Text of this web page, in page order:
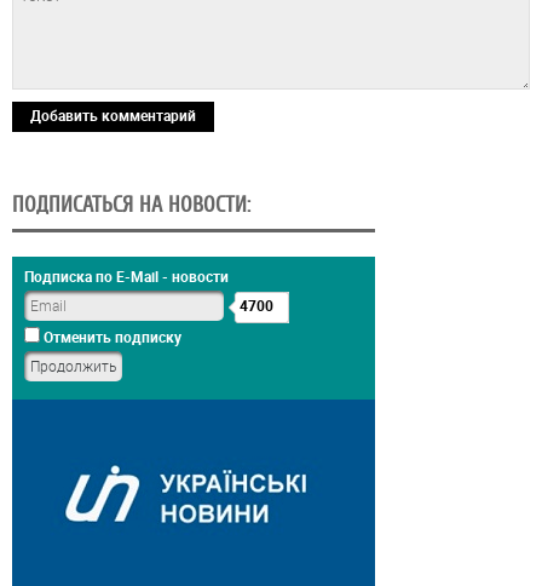
Добавить комментарий
ПОДПИСАТЬСЯ НА НОВОСТИ:
Подписка по E-Mail - новости
4700
Отменить подписку